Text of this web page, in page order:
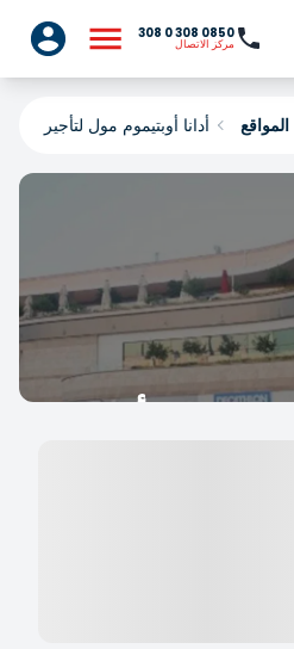
0850 308 0 308
مركز الاتصال
المواقع أدانا أوبتيموم مول لتأجير
مول لتأجير